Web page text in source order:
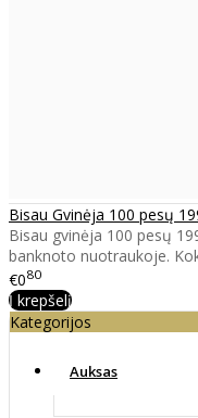
Bisau Gvinėja 100 pesų
Bisau gvinėja 100 pesų
banknoto nuotraukoje.
€080
Į krepšelį
Kategorijos
Auksas